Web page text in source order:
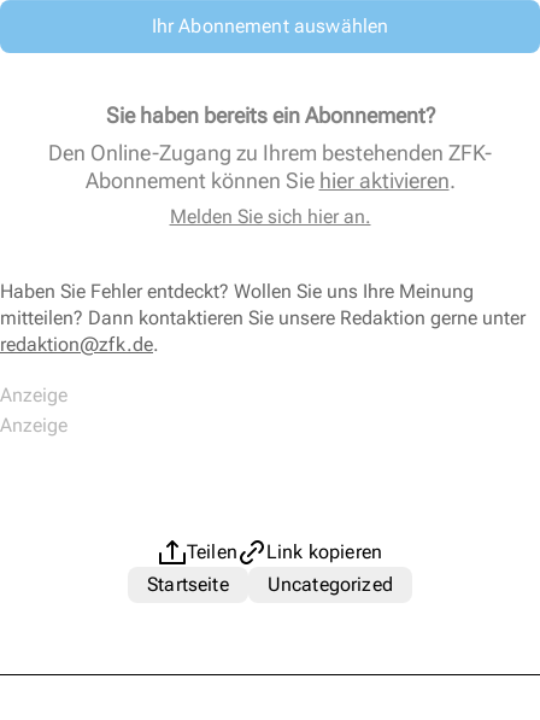
Ihr Abonnement auswählen
Sie haben bereits ein Abonnement?
Den Online-Zugang zu Ihrem bestehenden ZFK-
Abonnement können Sie hier aktivieren.
Melden Sie sich hier an.
Haben Sie Fehler entdeckt? Wollen Sie uns Ihre Meinung
mitteilen? Dann kontaktieren Sie unsere Redaktion gerne unter
redaktion@zfk.de.
Teilen
Link kopieren
Startseite
Uncategorized